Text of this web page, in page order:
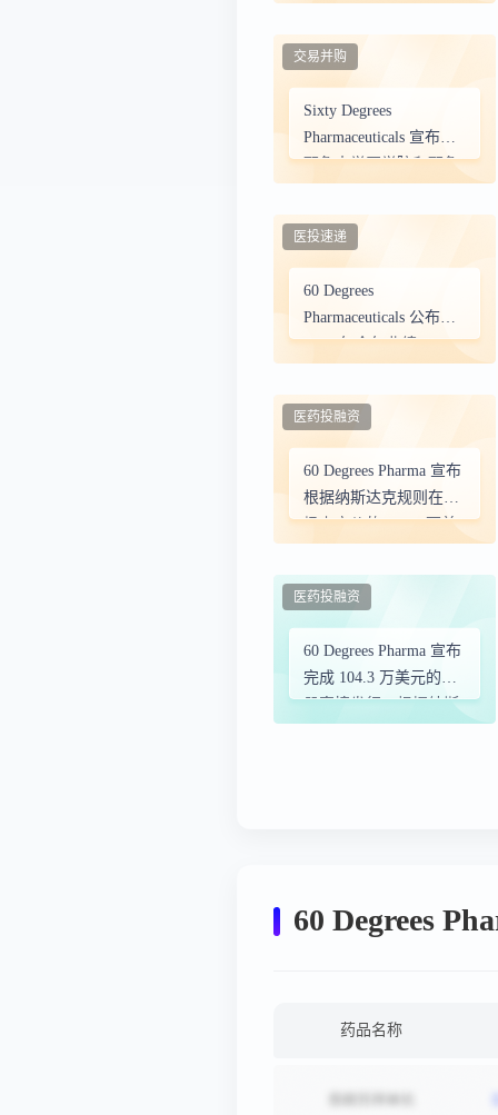
西虫病的 MUMS（次要
使用/次要物种）指定申
请
Sixty Degrees
Pharmaceuticals 宣布与
耶鲁大学医学院和耶鲁
专利许可协议，以推进
他非诺喹用于治疗和预
防巴贝西虫病的开发
交易并购
60 Degrees
Pharmaceuticals 公布
2024 年全年业绩
医投速递
60 Degrees Pharma 宣布
根据纳斯达克规则在市
场上定价的 107.5 万美
医药投融资
60 Degrees Pharma 宣布
完成 104.3 万美元的注
册直接发行，根据纳斯
医药投融资
60 Degrees
药品名称